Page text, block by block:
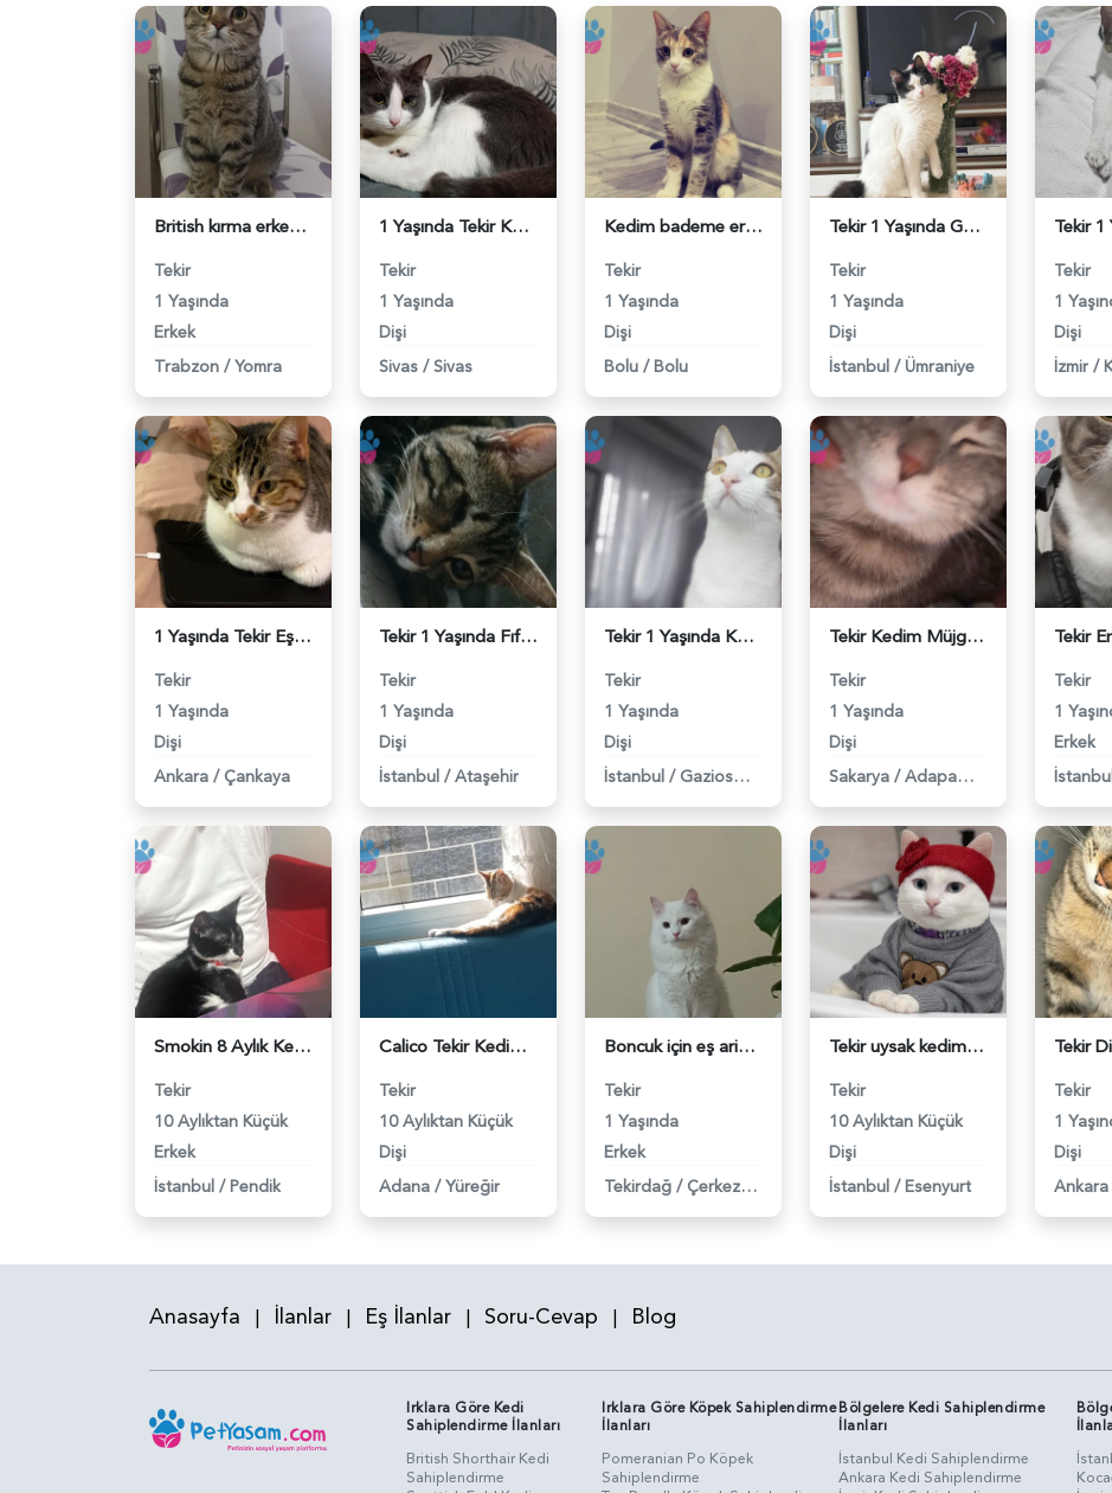
British kırma erkek 1 Yaşında - 118984399
Tekir
1 Yaşında
Erkek
Trabzon / Yomra
1 Yaşında Tekir Kedim Eş Arıyor - 118984368
Tekir
1 Yaşında
Dişi
Sivas / Sivas
Kedim bademe erkek kedi arıyorum - 118984362
Tekir
1 Yaşında
Dişi
Bolu / Bolu
Tekir 1 Yaşında Güzel Gözlü Kızım Eş Arıyor - 118984340
Tekir
1 Yaşında
Dişi
İstanbul / Ümraniye
Tekir
1
Dişi
İzmir /
1 Yaşında Tekir Eş Arıyor - 118983952
Tekir
1 Yaşında
Dişi
Ankara / Çankaya
Tekir 1 Yaşında Fıftığımız için partner arıyorum - 118983916
Tekir
1 Yaşında
Dişi
İstanbul / Ataşehir
Tekir 1 Yaşında Kedime Eş Arıyorum - 118983862
Tekir
1 Yaşında
Dişi
İstanbul / Gaziosmanpaşa
Tekir Kedim Müjgan Eş Arıyor - 118983795
Tekir
1 Yaşında
Dişi
Sakarya / Adapazarı
Tekir
1
Erkek
Smokin 8 Aylık Kedime Eş Arıyorum - 118983698
Tekir
10 Aylıktan Küçük
Erkek
İstanbul / Pendik
Calico Tekir Kedime Eş Arıyorum - 118983630
Tekir
10 Aylıktan Küçük
Dişi
Adana / Yüreğir
Boncuk için eş ariyoruz - 118983552
Tekir
1 Yaşında
Erkek
Tekirdağ / Çerkezköy
Tekir uysak kedime Eş Arıyorum - 118983554
Tekir
10 Aylıktan Küçük
Dişi
İstanbul / Esenyurt
Tekir
1
Dişi
Ankara
Anasayfa | İlanlar | Eş İlanlar | Soru-Cevap | Blog
Irklara Göre Kedi
Sahiplendirme İlanları
British Shorthair Kedi
Sahiplendirme
Irklara Göre Köpek Sahiplendirme
İlanları
Pomeranian Po Köpek
Sahiplendirme
Bölgelere Kedi Sahiplendirme
İlanları
İstanbul Kedi Sahiplendirme
Ankara Kedi Sahiplendirme